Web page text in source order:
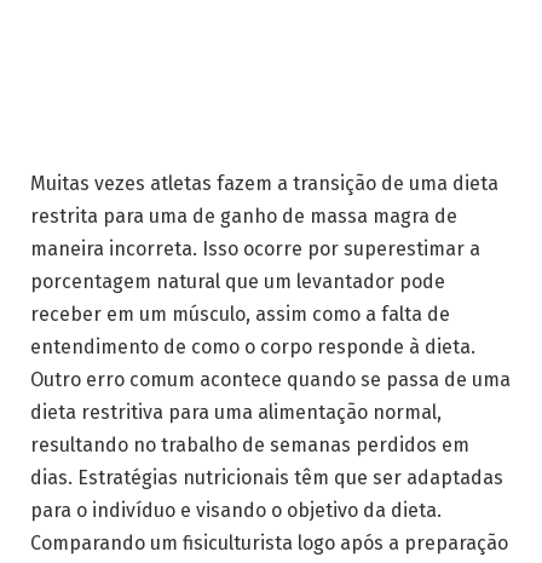
Muitas vezes atletas fazem a transição de uma dieta
restrita para uma de ganho de massa magra de
maneira incorreta. Isso ocorre por superestimar a
porcentagem natural que um levantador pode
receber em um músculo, assim como a falta de
entendimento de como o corpo responde à dieta.
Outro erro comum acontece quando se passa de uma
dieta restritiva para uma alimentação normal,
resultando no trabalho de semanas perdidos em
dias. Estratégias nutricionais têm que ser adaptadas
para o indivíduo e visando o objetivo da dieta.
Comparando um fisiculturista logo após a preparação